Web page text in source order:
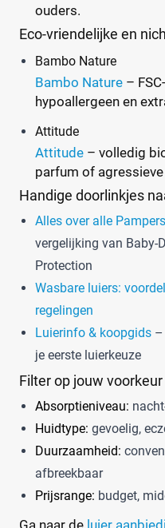
ouders.
Eco-vriendelijke en
Bambo Nature
Bambo Nature –
hypoallergeen en
Attitude
Attitude – volledig
parfum of
Handige doorlinkjes
Alles over alle
vergelijking van Baby-
Protection
Wasbare luiers:
regelingen
Luierinfo & koopgids –
je eerste luierkeuze
Filter op jouw voorkeur
Absorptieniveau:
Huidtype: gevoelig,
Duurzaamheid:
afbreekbaar
Prijsrange: budget,
Ga naar de luier